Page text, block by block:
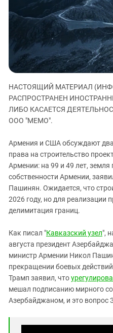
Дагестан
Ингушетия
Кабардино-Балкария
Калмыкия
Карачаево-Черкесия
Краснодарский край
Российская Федерация
Северная Осетия - Алания
СКФО
Ставропольский край
Чечня
Южная Осетия
Южный Кавказ
ЮФО
НАСТОЯЩИЙ МАТЕРИАЛ
РАСПРОСТРАНЕН
ЛИБО КАСАЕТСЯ
ООО "МЕМО".
Армения и США обсуждают
права на строительство
Армении: на 99 и 49 лет, земля
собственности Армении,
Пашинян. Ожидается, что
2026 году, но для реализации
делимитация границ.
Как писал "Кавказский узел",
августа президент
министр Армении Никол
прекращении боевых
Трамп заявил, что
мешал подписанию мирного
Азербайджаном, и это вопрос